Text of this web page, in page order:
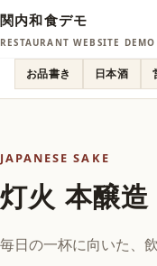
関内和食デモ
RESTAURANT WEBSITE DEMO
お品書き 日本酒
JAPANESE SAKE
灯火 本醸造
毎日の一杯に向いた、